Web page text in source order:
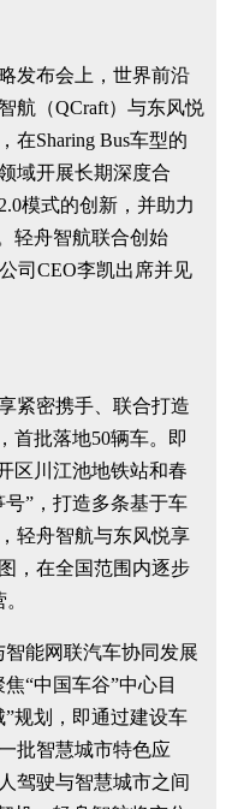
发布会上，世界前沿
航（QCraft）与东风悦
在Sharing Bus车型的
域开展长期深度合
模式的创新，并助力
轻舟智航联合创始
司CEO李凯出席并见
紧密携手、联合打造
首批落地50辆车。即
区川江池地铁站和春
”，打造多条基于车
轻舟智航与东风悦享
，在全国范围内逐步
能网联汽车协同发展
“中国车谷”中心目
规划，即通过建设车
批智慧城市特色应
驾驶与智慧城市之间